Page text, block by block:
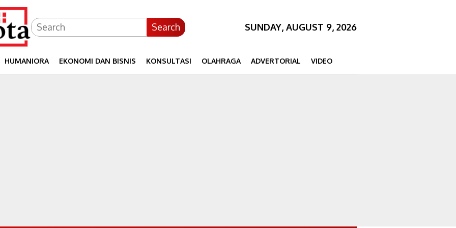
Search SUNDAY, AUGUST 9, 2026
HUMANIORA EKONOMI DAN BISNIS KONSULTASI OLAHRAGA ADVERTORIAL VIDEO